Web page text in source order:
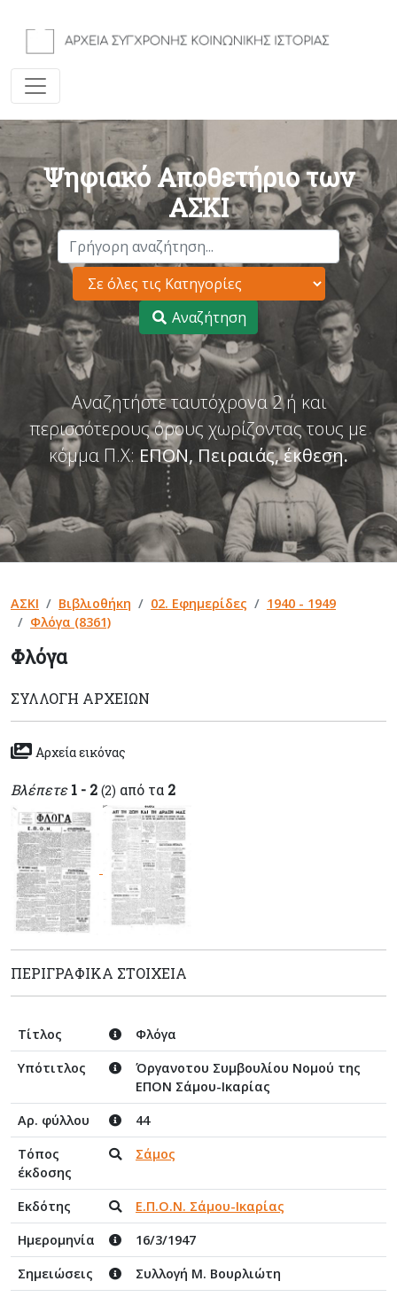
Ψηφιακό Αποθετήριο των
ΑΣΚΙ
Αναζήτηση
Αναζητήστε ταυτόχρονα 2 ή και
περισσότερους όρους χωρίζοντας τους με
κόμμα Π.Χ: ΕΠΟΝ, Πειραιάς, έκθεση.
ΑΣΚΙ Βιβλιοθήκη 02. Εφημερίδες
1940 - 1949
Φλόγα (8361)
Φλόγα
ΣΥΛΛΟΓΉ ΑΡΧΕΊΩΝ
Αρχεία εικόνας
Βλέπετε 1 - 2 (2) από τα 2
ΠΕΡΙΓΡΑΦΙΚΆ ΣΤΟΙΧΕΊΑ
Τίτλος
Φλόγα
Υπότιτλος
Όργανοτου Συμβουλίου Νομού της
ΕΠΟΝ Σάμου-Ικαρίας
Αρ. φύλλου
44
Τόπος
έκδοσης
Σάμος
Εκδότης
Ε.Π.Ο.Ν. Σάμου-Ικαρίας
Ημερομηνία
16/3/1947
Σημειώσεις
Συλλογή Μ. Βουρλιώτη